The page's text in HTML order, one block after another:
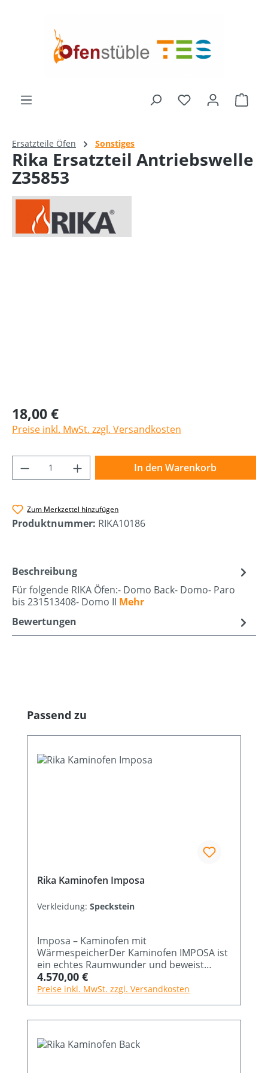
Ersatzteile Öfen Sonstiges
Rika Ersatzteil Antriebswelle
Z35853
18,00 €
Preise inkl. MwSt. zzgl. Versandkosten
Produkt Anzahl: Gib den gewünschten
In den Warenkorb
Zum Merkzettel hinzufügen
Produktnummer: RIKA10186
Beschreibung
Für folgende RIKA Öfen:- Domo Back- Domo- Paro
bis 231513408- Domo II Mehr
Bewertungen
Produktgalerie überspringen
Passend zu
Rika Kaminofen Imposa
Verkleidung: Speckstein
Imposa – Kaminofen mit
WärmespeicherDer Kaminofen IMPOSA ist
ein echtes Raumwunder und beweist
einmal mehr, dass wahre Größe nichts mit
den Ausmaßen zu tun hat. Wie kein
eindrucksvollen Innenraum mit extrem
kompakten Außenabmessungen für eine
optimale Heizleistung. So ist dieser
Regulärer Preis:
4.570,00 €
Preise inkl. MwSt. zzgl. Versandkosten